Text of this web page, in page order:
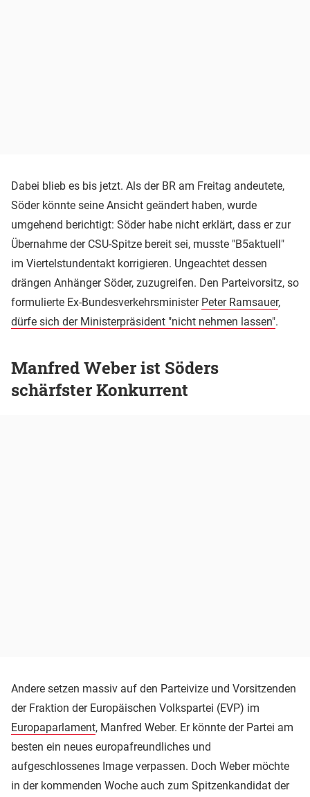
Dabei blieb es bis jetzt. Als der BR am Freitag andeutete,
Söder könnte seine Ansicht geändert haben, wurde
umgehend berichtigt: Söder habe nicht erklärt, dass er zur
Übernahme der CSU-Spitze bereit sei, musste "B5aktuell"
im Viertelstundentakt korrigieren. Ungeachtet dessen
drängen Anhänger Söder, zuzugreifen. Den Parteivorsitz, so
formulierte Ex-Bundesverkehrsminister Peter Ramsauer,
dürfe sich der Ministerpräsident "nicht nehmen lassen".
Manfred Weber ist Söders
schärfster Konkurrent
Andere setzen massiv auf den Parteivize und Vorsitzenden
der Fraktion der Europäischen Volkspartei (EVP) im
Europaparlament, Manfred Weber. Er könnte der Partei am
besten ein neues europafreundliches und
aufgeschlossenes Image verpassen. Doch Weber möchte
in der kommenden Woche auch zum Spitzenkandidat der